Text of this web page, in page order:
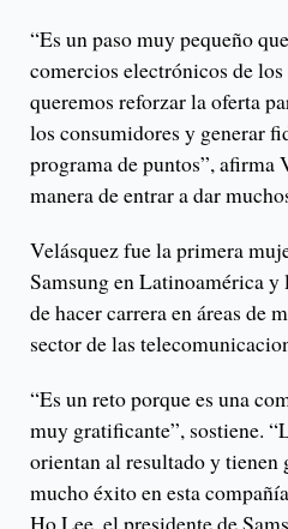
“Es un paso muy pequeño
comercios electrónicos de
queremos reforzar la oferta
los consumidores y generar
programa de puntos”, afirma
manera de entrar a dar
Velásquez fue la primera
Samsung en Latinoamérica y
de hacer carrera en áreas de
sector de las
“Es un reto porque es una
muy gratificante”, sostiene.
orientan al resultado y tienen
mucho éxito en esta